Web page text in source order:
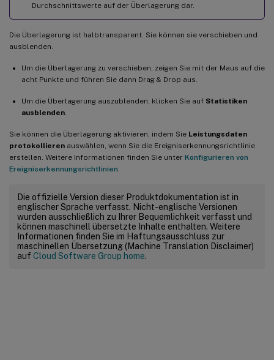
Durchschnittswerte auf der Überlagerung dar.
Die Überlagerung ist halbtransparent. Sie können sie verschieben und
ausblenden.
Um die Überlagerung zu verschieben, zeigen Sie mit der Maus auf die
acht Punkte und führen Sie dann Drag & Drop aus.
Um die Überlagerung auszublenden, klicken Sie auf Statistiken
ausblenden
Sie können die Überlagerung aktivieren, indem Sie Leistungsdaten
protokollieren auswählen, wenn Sie die Ereigniserkennungsrichtlinie
erstellen. Weitere Informationen finden Sie unter Konfigurieren von
Ereigniserkennungsrichtlinien
Die offizielle Version dieser Produktdokumentation ist in
englischer Sprache verfasst. Nicht-englische Versionen
wurden ausschließlich zu Ihrer Bequemlichkeit verfasst und
können maschinell übersetzte Inhalte enthalten. Weitere
Informationen finden Sie im Haftungsausschluss zur
maschinellen Übersetzung (Machine Translation Disclaimer)
auf Cloud Software Group home.